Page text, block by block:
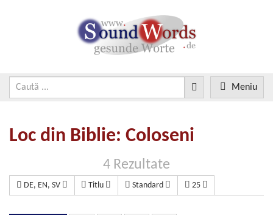
Meniu
Loc din Biblie: Coloseni
4 Rezultate
DE, EN, SV Titlu Standard 25